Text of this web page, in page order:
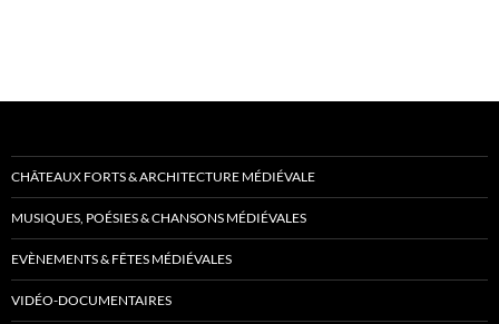
CHÂTEAUX FORTS & ARCHITECTURE MÉDIÉVALE
MUSIQUES, POÉSIES & CHANSONS MÉDIÉVALES
EVÈNEMENTS & FÊTES MÉDIÉVALES
VIDÉO-DOCUMENTAIRES